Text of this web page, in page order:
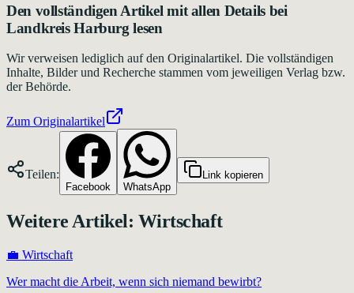
Den vollständigen Artikel mit allen Details bei
Landkreis Harburg lesen
Wir verweisen lediglich auf den Originalartikel. Die vollständigen
Inhalte, Bilder und Recherche stammen vom jeweiligen Verlag bzw.
der Behörde.
Zum Originalartikel
Teilen:
Facebook WhatsApp
Link kopieren
Weitere Artikel: Wirtschaft
💼 Wirtschaft
Wer macht die Arbeit, wenn sich niemand bewirbt?